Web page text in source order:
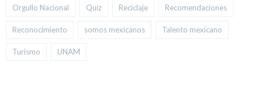
Orgullo Nacional Quiz Reciclaje Recomendaciones
Reconocimiento somos mexicanos Talento mexicano
Turismo UNAM